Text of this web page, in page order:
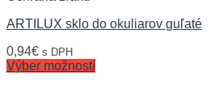
ARTILUX sklo do okuliarov guľaté
0,94€ s DPH
Výber možností